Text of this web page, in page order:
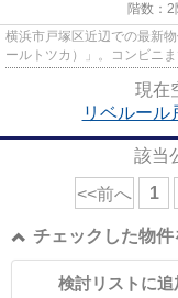
階数：2
横浜市戸塚区近辺での最新
ールトツカ）」。コンビニ
現在
リベルール
該当
<<前へ 1
チェックした物
検討リストに追